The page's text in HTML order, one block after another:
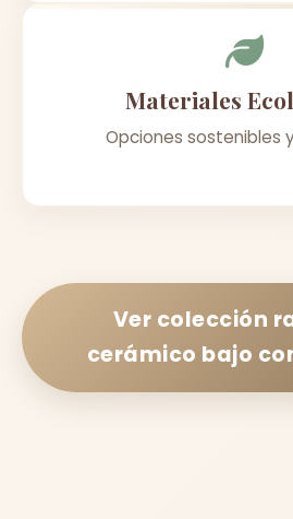
Materiales
Opciones sostenibles
Ver colección
cerámico bajo